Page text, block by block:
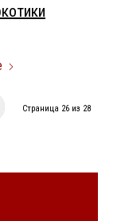
Страница 26 из 28